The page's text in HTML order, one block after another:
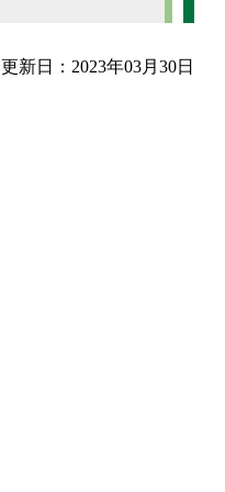
更新日：2023年03月30日